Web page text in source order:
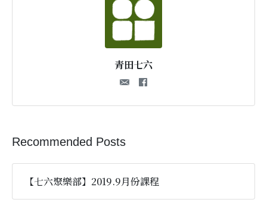
青田七六
Recommended Posts
【七六聚樂部】2019.9月份課程